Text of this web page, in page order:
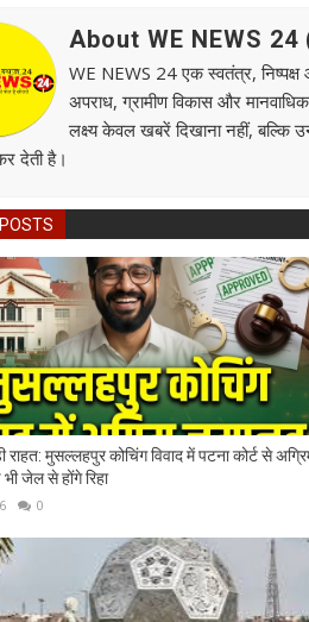
About WE NEWS 24
WE NEWS 24 एक स्वतंत्र, निष्पक्ष
अपराध, ग्रामीण विकास और
लक्ष्य केवल खबरें दिखाना नहीं, बल्कि
देती है।
राहत: मुसल्लहपुर कोचिंग विवाद में पटना कोर्ट से
भी जेल से होंगे रिहा
0